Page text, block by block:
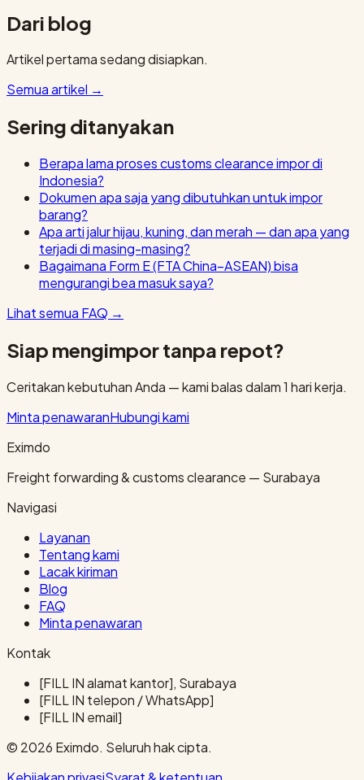
Dari blog
Artikel pertama sedang disiapkan.
Semua artikel →
Sering ditanyakan
Berapa lama proses customs clearance impor di
Indonesia?
Dokumen apa saja yang dibutuhkan untuk impor
barang?
Apa arti jalur hijau, kuning, dan merah — dan apa yang
terjadi di masing-masing?
Bagaimana Form E (FTA China–ASEAN) bisa
mengurangi bea masuk saya?
Lihat semua FAQ →
Siap mengimpor tanpa repot?
Ceritakan kebutuhan Anda — kami balas dalam 1 hari kerja.
Minta penawaranHubungi kami
Eximdo
Freight forwarding & customs clearance — Surabaya
Navigasi
Layanan
Tentang kami
Lacak kiriman
Blog
FAQ
Minta penawaran
Kontak
[FILL IN alamat kantor], Surabaya
[FILL IN telepon / WhatsApp]
[FILL IN email]
© 2026 Eximdo. Seluruh hak cipta.